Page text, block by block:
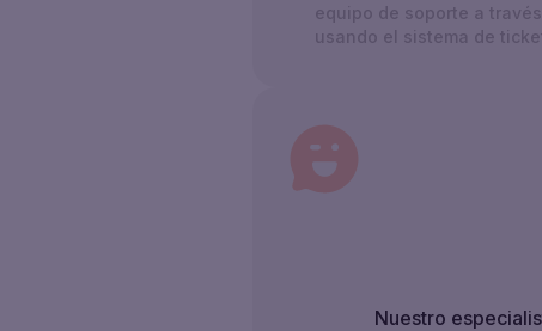
equipo de soporte a
usando el sistema de
Nuestro